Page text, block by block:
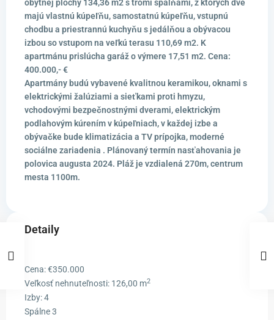
obytnej plochy 134,36 m2 s tromi spálňami, z ktorých dve
majú vlastnú kúpeľňu, samostatnú kúpeľňu, vstupnú
chodbu a priestrannú kuchyňu s jedálňou a obývacou
izbou so vstupom na veľkú terasu 110,69 m2. K
apartmánu prislúcha garáž o výmere 17,51 m2. Cena:
400.000,- €
Apartmány budú vybavené kvalitnou keramikou, oknami s
elektrickými žalúziami a sieťkami proti hmyzu,
vchodovými bezpečnostnými dverami, elektrickým
podlahovým kúrením v kúpeľniach, v každej izbe a
obývačke bude klimatizácia a TV prípojka, moderné
sociálne zariadenia . Plánovaný termín nasťahovania je
polovica augusta 2024. Pláž je vzdialená 270m, centrum
mesta 1100m.
Detaily
Cena:€350.000
Veľkosť nehnuteľnosti: 126,00 m2
Izby:4
Spálne3